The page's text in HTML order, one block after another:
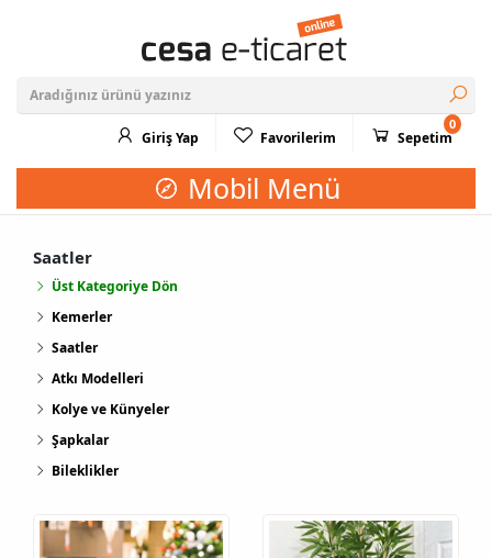
Giriş Yap Favorilerim
0
Sepetim
Mobil Menü
Saatler
Üst Kategoriye Dön
Kemerler
Saatler
Atkı Modelleri
Kolye ve Künyeler
Şapkalar
Bileklikler